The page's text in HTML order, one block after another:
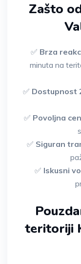
Zašto
✅ Brza
minuta na
✅ Dostupnost
✅ Povoljna
✅ Siguran
✅ Iskusni
teritoriji